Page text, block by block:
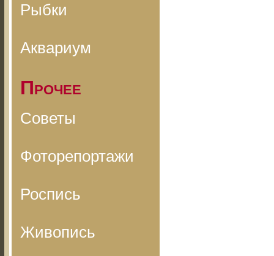
Рыбки
Аквариум
Прочее
Советы
Фоторепортажи
Роспись
Живопись